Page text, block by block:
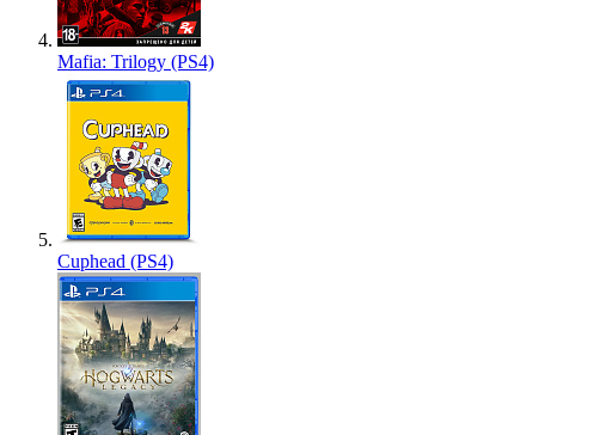
Mafia: Trilogy (PS4)
Cuphead (PS4)